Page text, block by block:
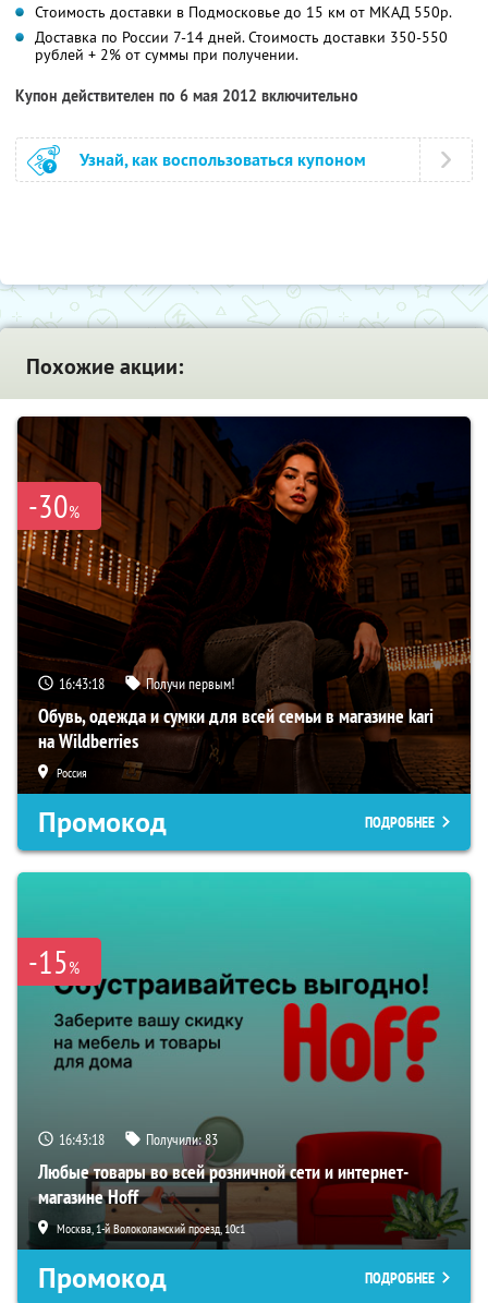
Стоимость доставки в Подмосковье до 15 км от МКАД 550р.
Доставка по России 7-14 дней. Стоимость доставки 350-550
рублей + 2% от суммы при получении.
Купон действителен по 6 мая 2012 включительно
Узнай, как воспользоваться купоном
Похожие акции:
-30%
16:43:17 Получи первым!
Обувь, одежда и сумки для всей семьи в магазине kari
на Wildberries
Россия
Промокод ПОДРОБНЕЕ
-15%
16:43:17 Получили:83
Любые товары во всей розничной сети и интернет-
магазине Hoff
Москва, 1-й Волоколамский проезд, 10с1
Промокод ПОДРОБНЕЕ